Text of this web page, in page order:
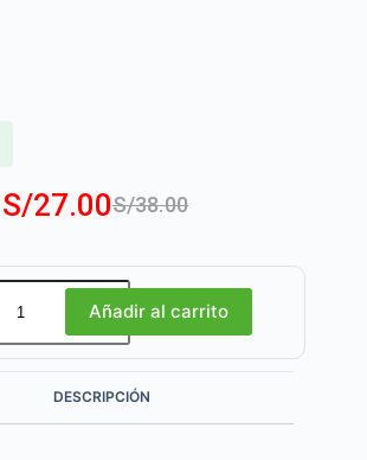
S/38.00
S/27.00
Añadir al carrito
DESCRIPCIÓN